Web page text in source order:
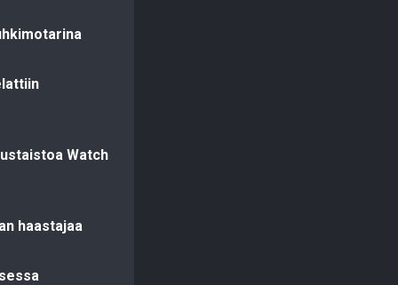
Watch
haastajaa